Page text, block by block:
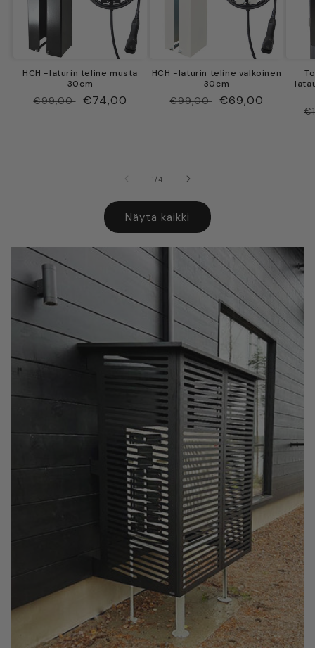
HCH -laturin teline musta
30cm
Normaalihinta
€99,00 Myyntihinta
€74,00
HCH -laturin teline valkoinen
30cm
Normaalihinta
€99,00 Myyntihinta
€69,00
1 //4
Näytä kaikki